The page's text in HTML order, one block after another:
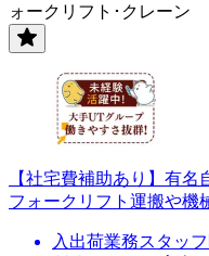
ォークリフト･クレーン
【社宅費補助あり】有名
フォークリフト運搬や機
入出荷業務スタッフ